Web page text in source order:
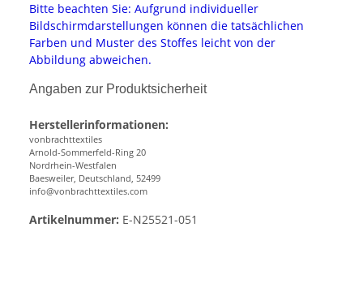
Bitte beachten Sie: Aufgrund individueller
Bildschirmdarstellungen können die tatsächlichen
Farben und Muster des Stoffes leicht von der
Abbildung abweichen.
Angaben zur Produktsicherheit
Herstellerinformationen:
vonbrachttextiles
Arnold-Sommerfeld-Ring 20
Nordrhein-Westfalen
Baesweiler, Deutschland, 52499
info@vonbrachttextiles.com
Artikelnummer: E-N25521-051